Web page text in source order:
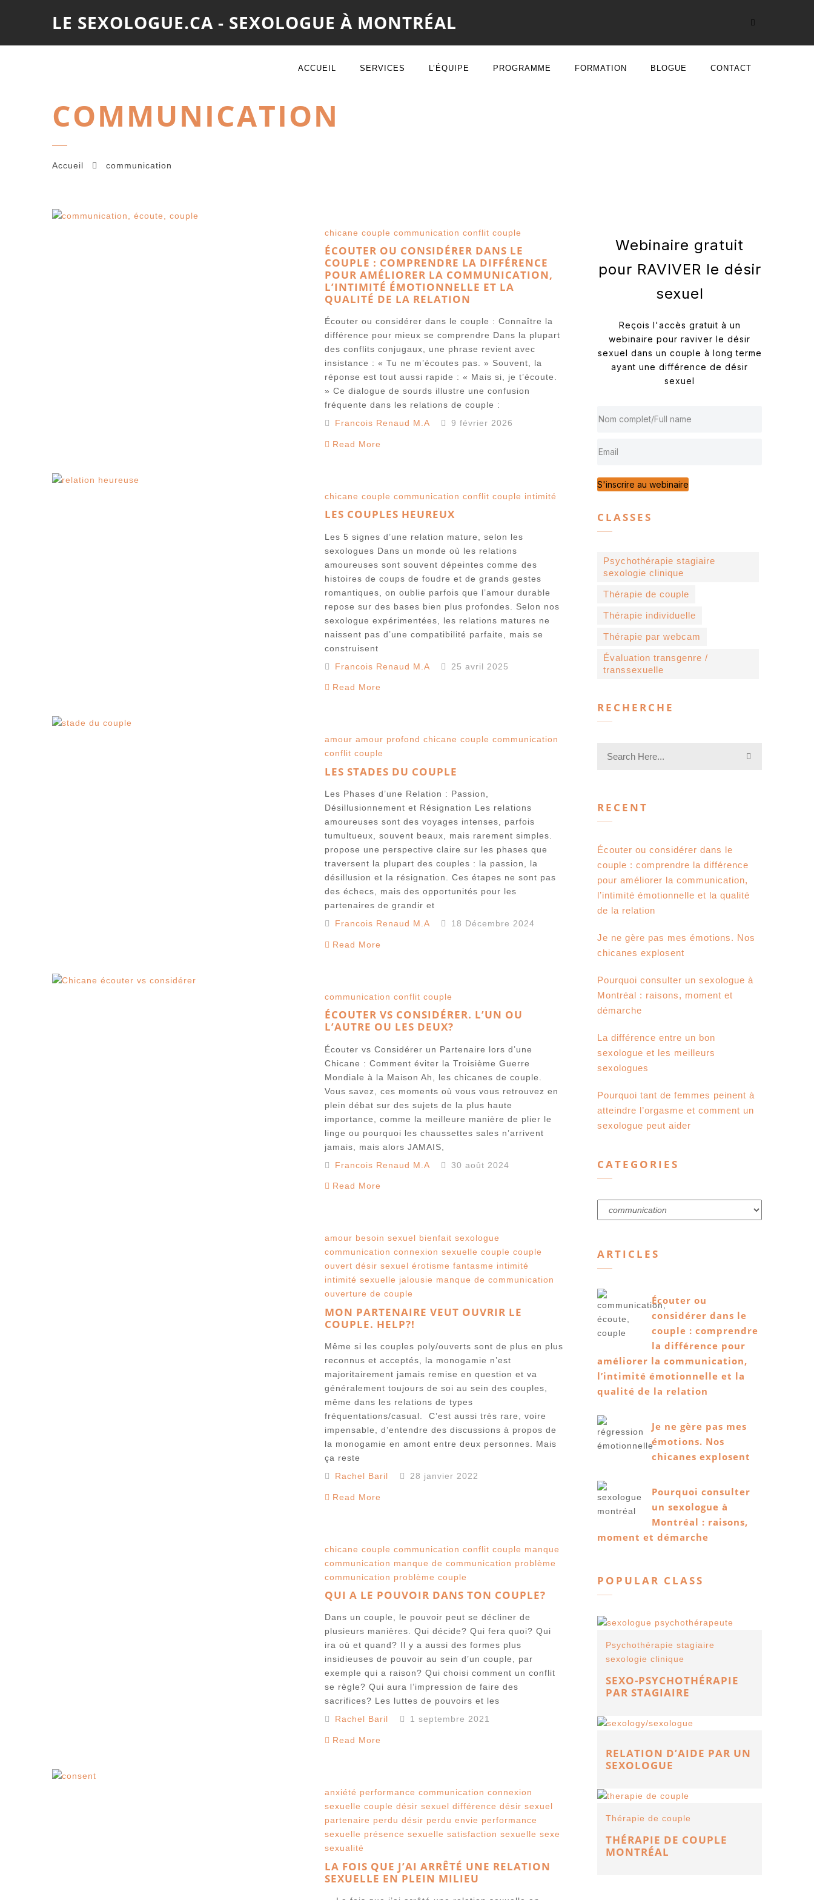
LE SEXOLOGUE.CA - SEXOLOGUE À MONTRÉAL
ACCUEIL SERVICES L’ÉQUIPE PROGRAMME FORMATION BLOGUE CONTACT
COMMUNICATION
Accueil communication
chicane couple communication conflit couple
ÉCOUTER OU CONSIDÉRER DANS LE
COUPLE : COMPRENDRE LA DIFFÉRENCE
POUR AMÉLIORER LA COMMUNICATION,
L’INTIMITÉ ÉMOTIONNELLE ET LA
QUALITÉ DE LA RELATION
Écouter ou considérer dans le couple : Connaître la
différence pour mieux se comprendre Dans la plupart
des conflits conjugaux, une phrase revient avec
insistance : « Tu ne m’écoutes pas. » Souvent, la
réponse est tout aussi rapide : « Mais si, je t’écoute.
» Ce dialogue de sourds illustre une confusion
fréquente dans les relations de couple :
Francois Renaud M.A
9 février 2026
Read More
chicane couple communication conflit couple intimité
LES COUPLES HEUREUX
Les 5 signes d’une relation mature, selon les
sexologues Dans un monde où les relations
amoureuses sont souvent dépeintes comme des
histoires de coups de foudre et de grands gestes
romantiques, on oublie parfois que l’amour durable
repose sur des bases bien plus profondes. Selon nos
sexologue expérimentées, les relations matures ne
naissent pas d’une compatibilité parfaite, mais se
construisent
Francois Renaud M.A
25 avril 2025
Read More
amour amour profond chicane couple communication
conflit couple
LES STADES DU COUPLE
Les Phases d’une Relation : Passion,
Désillusionnement et Résignation Les relations
amoureuses sont des voyages intenses, parfois
tumultueux, souvent beaux, mais rarement simples.
propose une perspective claire sur les phases que
traversent la plupart des couples : la passion, la
désillusion et la résignation. Ces étapes ne sont pas
des échecs, mais des opportunités pour les
partenaires de grandir et
Francois Renaud M.A
18 Décembre 2024
Read More
communication conflit couple
ÉCOUTER VS CONSIDÉRER. L’UN OU
L’AUTRE OU LES DEUX?
Écouter vs Considérer un Partenaire lors d’une
Chicane : Comment éviter la Troisième Guerre
Mondiale à la Maison Ah, les chicanes de couple.
Vous savez, ces moments où vous vous retrouvez en
plein débat sur des sujets de la plus haute
importance, comme la meilleure manière de plier le
linge ou pourquoi les chaussettes sales n’arrivent
jamais, mais alors JAMAIS,
Francois Renaud M.A
30 août 2024
Read More
amour besoin sexuel bienfait sexologue
communication connexion sexuelle couple couple
ouvert désir sexuel érotisme fantasme intimité
intimité sexuelle jalousie manque de communication
ouverture de couple
MON PARTENAIRE VEUT OUVRIR LE
COUPLE. HELP?!
Même si les couples poly/ouverts sont de plus en plus
reconnus et acceptés, la monogamie n’est
majoritairement jamais remise en question et va
généralement toujours de soi au sein des couples,
même dans les relations de types
fréquentations/casual. C’est aussi très rare, voire
impensable, d’entendre des discussions à propos de
la monogamie en amont entre deux personnes. Mais
ça reste
Rachel Baril
28 janvier 2022
Read More
chicane couple communication conflit couple manque
communication manque de communication problème
communication problème couple
QUI A LE POUVOIR DANS TON COUPLE?
Dans un couple, le pouvoir peut se décliner de
plusieurs manières. Qui décide? Qui fera quoi? Qui
ira où et quand? Il y a aussi des formes plus
insidieuses de pouvoir au sein d’un couple, par
exemple qui a raison? Qui choisi comment un conflit
se règle? Qui aura l’impression de faire des
sacrifices? Les luttes de pouvoirs et les
Rachel Baril
1 septembre 2021
Read More
anxiété performance communication connexion
sexuelle couple désir sexuel différence désir sexuel
partenaire perdu désir perdu envie performance
sexuelle présence sexuelle satisfaction sexuelle sexe
sexualité
LA FOIS QUE J’AI ARRÊTÉ UNE RELATION
SEXUELLE EN PLEIN MILIEU
Webinaire gratuit
pour RAVIVER le désir
sexuel
Reçois l'accès gratuit à un
webinaire pour raviver le désir
sexuel dans un couple à long terme
ayant une différence de désir
sexuel
S'inscrire au webinaire
CLASSES
Psychothérapie stagiaire
sexologie clinique
Thérapie de couple
Thérapie individuelle
Thérapie par webcam
Évaluation transgenre /
transsexuelle
RECHERCHE
RECENT
Écouter ou considérer dans le
couple : comprendre la différence
pour améliorer la communication,
l’intimité émotionnelle et la qualité
de la relation
Je ne gère pas mes émotions. Nos
chicanes explosent
Pourquoi consulter un sexologue à
Montréal : raisons, moment et
démarche
La différence entre un bon
sexologue et les meilleurs
sexologues
Pourquoi tant de femmes peinent à
atteindre l’orgasme et comment un
sexologue peut aider
CATEGORIES
Categories
ARTICLES
Écouter ou
considérer dans le
couple : comprendre
la différence pour
améliorer la communication,
l’intimité émotionnelle et la
qualité de la relation
Je ne gère pas mes
émotions. Nos
chicanes explosent
Pourquoi consulter
un sexologue à
Montréal : raisons,
moment et démarche
POPULAR CLASS
Psychothérapie stagiaire
sexologie clinique
SEXO-PSYCHOTHÉRAPIE
PAR STAGIAIRE
RELATION D’AIDE PAR UN
SEXOLOGUE
Thérapie de couple
THÉRAPIE DE COUPLE
MONTRÉAL